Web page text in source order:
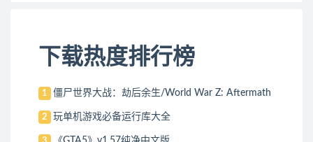
下载热度排行榜
1 僵尸世界大战：劫后余生/World War Z: Aftermath
2 玩单机游戏必备运行库大全